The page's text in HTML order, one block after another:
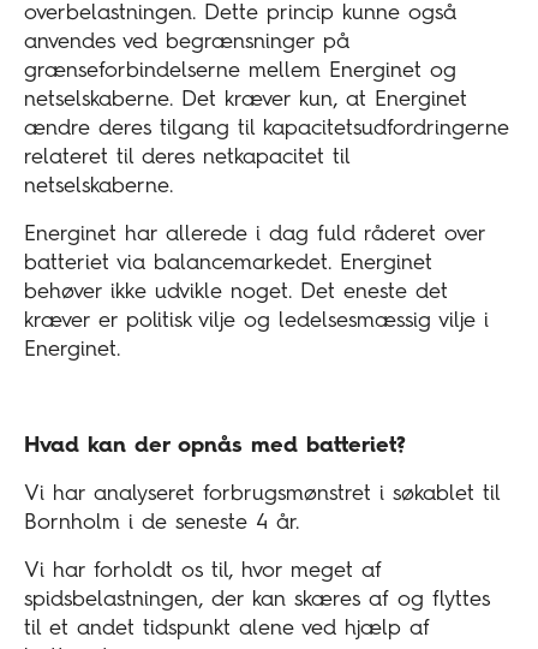
overbelastningen. Dette princip kunne også
anvendes ved begrænsninger på
grænseforbindelserne mellem Energinet og
netselskaberne. Det kræver kun, at Energinet
ændre deres tilgang til kapacitetsudfordringerne
relateret til deres netkapacitet til
netselskaberne.
Energinet har allerede i dag fuld råderet over
batteriet via balancemarkedet. Energinet
behøver ikke udvikle noget. Det eneste det
kræver er politisk vilje og ledelsesmæssig vilje i
Energinet.
Hvad kan der opnås med batteriet?
Vi har analyseret forbrugsmønstret i søkablet til
Bornholm i de seneste 4 år.
Vi har forholdt os til, hvor meget af
spidsbelastningen, der kan skæres af og flyttes
til et andet tidspunkt alene ved hjælp af